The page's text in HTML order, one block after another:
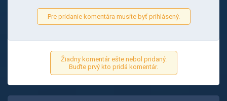
Pre pridanie komentára musíte byť prihlásený.
Žiadny komentár ešte nebol pridaný.
Buďte prvý kto pridá komentár.